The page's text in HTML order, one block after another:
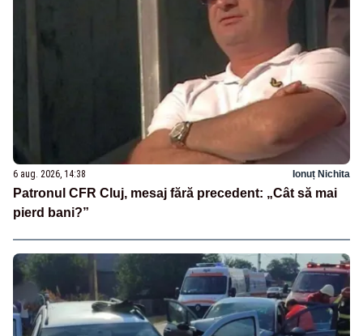
6 aug. 2026, 14:38 Ionuț Nichita
Patronul CFR Cluj, mesaj fără precedent: „Cât să mai
pierd bani?”